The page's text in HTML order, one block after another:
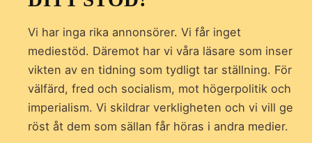
Vi har inga rika annonsörer. Vi får inget
mediestöd. Däremot har vi våra läsare som inser
vikten av en tidning som tydligt tar ställning. För
välfärd, fred och socialism, mot högerpolitik och
imperialism. Vi skildrar verkligheten och vi vill ge
röst åt dem som sällan får höras i andra medier.